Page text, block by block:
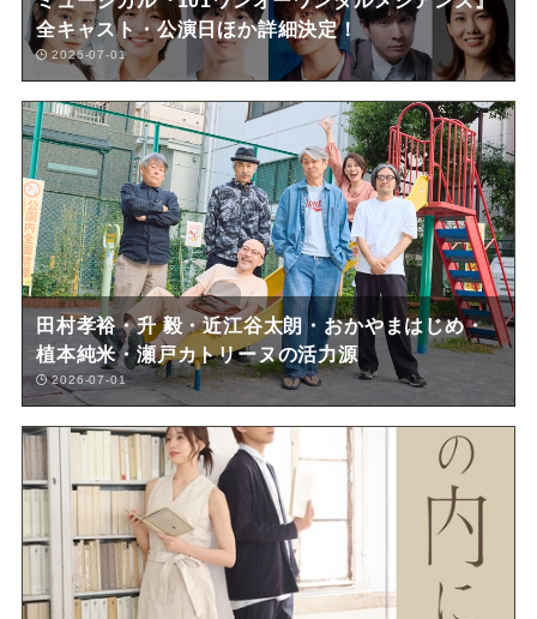
全キャスト・公演日ほか詳細決定！
2026-07-01
田村孝裕・升 毅・近江谷太朗・おかやまはじめ・
植本純米・瀬戸カトリーヌの活力源
2026-07-01